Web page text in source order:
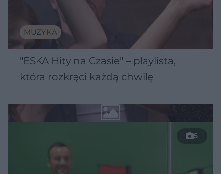
MUZYKA
"ESKA Hity na Czasie" – playlista,
która rozkręci każdą chwilę
5